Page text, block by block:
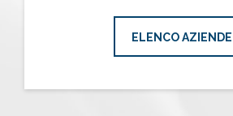
ELENCO AZIENDE